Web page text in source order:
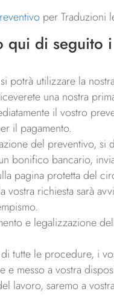
per Traduzioni
qui di seguito
potrà utilizzare la
una nostra
il vostro
il pagamento.
del preventivo,
bonifico bancario,
pagina protetta del
vostra richiesta sarà
e legalizzazione
tutte le procedure, i
e messo a vostra
lavoro, saremo a